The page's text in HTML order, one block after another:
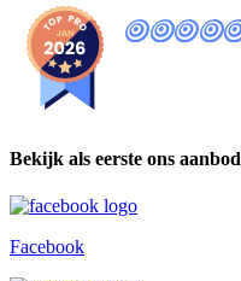
Bekijk als eerste ons aanbod
Facebook